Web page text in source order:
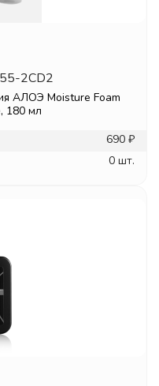
2CD2
АЛОЭ Moisture Foam
180 мл
690 ₽
0 шт.